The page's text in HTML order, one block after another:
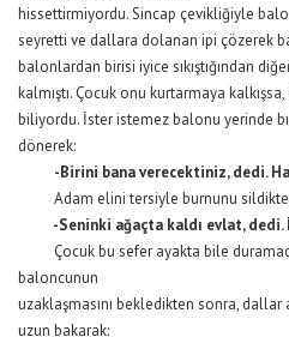
hissettirmiyordu. Sincap çevikliğiyle
seyretti ve dallara dolanan ipi çözerek
balonlardan birisi iyice sıkıştığından
kalmıştı. Çocuk onu kurtarmaya
biliyordu. İster istemez balonu yerinde
dönerek:
-Birini bana verecektiniz, dedi.
Adam elini tersiyle burnunu
-Seninki ağaçta kaldı evlat, dedi.
Çocuk bu sefer ayakta bile
baloncunun
uzaklaşmasını bekledikten sonra,
uzun bakarak: